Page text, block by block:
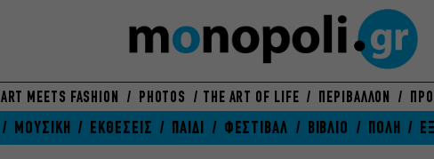
ART MEETS FASHION PHOTOS THE ART OF LIFE ΠΕΡΙΒΑΛΛΟΝ
ΜΟΥΣΙΚΗ ΕΚΘΕΣΕΙΣ ΠΑΙΔΙ ΦΕΣΤΙΒΑΛ ΒΙΒΛΙΟ ΠΟΛΗ